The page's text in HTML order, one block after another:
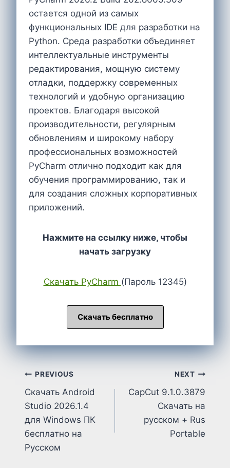
остается одной из самых
функциональных IDE для разработки на
Python. Среда разработки объединяет
интеллектуальные инструменты
редактирования, мощную систему
отладки, поддержку современных
технологий и удобную организацию
проектов. Благодаря высокой
производительности, регулярным
обновлениям и широкому набору
профессиональных возможностей
PyCharm отлично подходит как для
обучения программированию, так и
для создания сложных корпоративных
приложений.
Нажмите на ссылку ниже, чтобы
начать загрузку
Cкачать PyCharm (Пароль 12345)
Скачать бесплатно
Post
navigation
PREVIOUS
Скачать Android
Studio 2026.1.4
для Windows ПК
бесплатно на
Русском
NEXT
CapCut 9.1.0.3879
Cкачать на
русском + Rus
Portable